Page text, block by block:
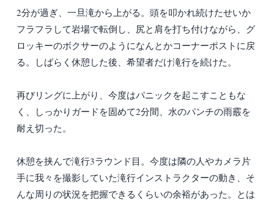
2分が過ぎ、一旦滝から上がる。頭を叩かれ続けたせいか
フラフラして岩場で転倒し、尻と肩を打ち付けながら、グ
ロッキーのボクサーのようになんとかコーナーポストに戻
る。しばらく休憩した後、希望者だけ滝行を続けた。
再びリングに上がり、今度はパニックを起こすこともな
く、しっかりガードを固めて2分間、水のパンチの雨霰を
耐え切った。
休憩を挟んで滝行3ラウンド目。今度は隣の人やカメラ片
手に我々を撮影していた滝行インストラクターの動き、そ
んな周りの状況を把握できるくらいの余裕があった。とは